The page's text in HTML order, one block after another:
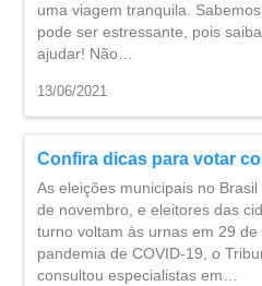
uma viagem tranquila.
pode ser estressante, pois
ajudar! Não…
13/06/2021
Confira dicas para votar
As eleições municipais no
de novembro, e eleitores das
turno voltam às urnas em 29
pandemia de COVID-19, o
consultou especialistas em…